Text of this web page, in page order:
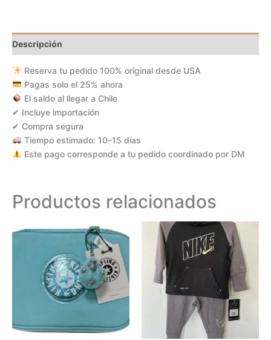
Descripción
Reserva tu pedido 100% original desde USA
Pagas solo el 25% ahora
El saldo al llegar a Chile
✔ Incluye importación
✔ Compra segura
Tiempo estimado: 10–15 días
Este pago corresponde a tu pedido coordinado por DM
Productos relacionados
tiene